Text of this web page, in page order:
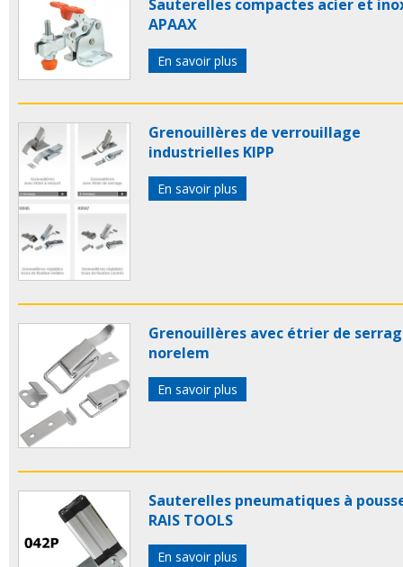
Sauterelles compactes acier et
APAAX
En savoir plus
Grenouillères de verrouillage
industrielles KIPP
En savoir plus
Grenouillères avec étrier de
norelem
En savoir plus
Sauterelles pneumatiques à
RAIS TOOLS
En savoir plus